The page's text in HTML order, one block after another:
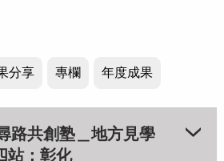
分享 專欄 年度成果
路共創塾＿地方見學
站：彰化